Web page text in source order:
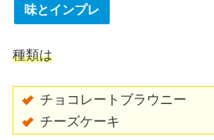
味とインプレ
種類は
チョコレートブラウニー
チーズケーキ